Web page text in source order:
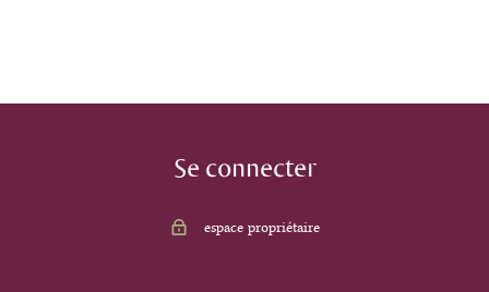
Se connecter
espace propriétaire